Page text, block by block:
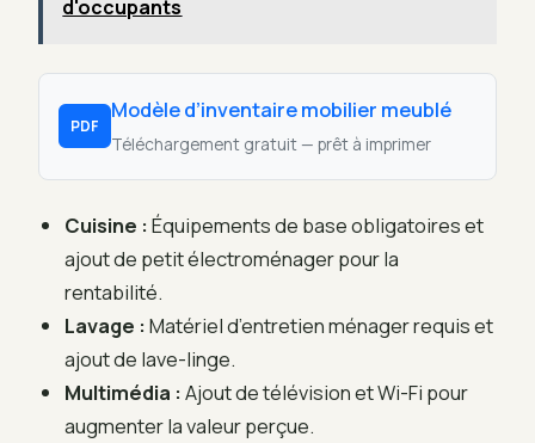
d'occupants
PDF
Modèle d’inventaire mobilier meublé
Téléchargement gratuit — prêt à imprimer
Cuisine : Équipements de base obligatoires et
ajout de petit électroménager pour la
rentabilité.
Lavage : Matériel d’entretien ménager requis et
ajout de lave-linge.
Multimédia : Ajout de télévision et Wi-Fi pour
augmenter la valeur perçue.